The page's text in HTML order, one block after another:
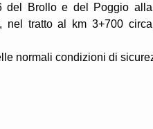
del Brollo e del Poggio
nel tratto al km 3+700
normali condizioni di